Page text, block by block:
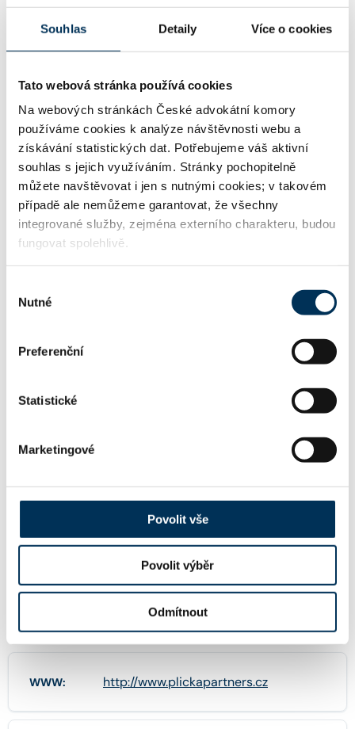
Souhlas Detaily Více o cookies
Tato webová stránka používá cookies
Na webových stránkách České advokátní komory
používáme cookies k analýze návštěvnosti webu a
získávání statistických dat. Potřebujeme váš aktivní
souhlas s jejich využíváním. Stránky pochopitelně
můžete navštěvovat i jen s nutnými cookies; v takovém
případě ale nemůžeme garantovat, že všechny
integrované služby, zejména externího charakteru, budou
fungovat spolehlivě.
souhlasu
Nutné
Preferenční
Statistické
Marketingové
Povolit vše
Povolit výběr
Odmítnout
29 trestní právo
42 stavební právo
45 zdravotnické právo
86 mezinárodní justiční spolupráce ve věcech
trestních
Stav:
Mgr. ANETA KALIVODOVÁ
KONTAKT
WWW: http://www.plickapartners.cz